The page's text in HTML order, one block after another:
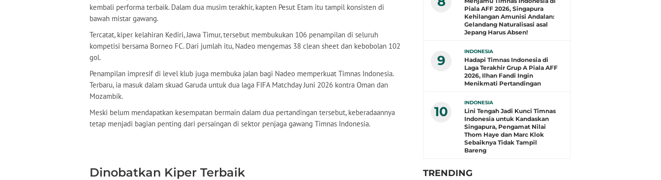
kembali performa terbaik. Dalam dua musim terakhir, kapten Pesut Etam itu tampil konsisten di
bawah mistar gawang.
Tercatat, kiper kelahiran Kediri, Jawa Timur, tersebut membukukan 106 penampilan di seluruh
kompetisi bersama Borneo FC. Dari jumlah itu, Nadeo mengemas 38 clean sheet dan kebobolan 102
gol.
Penampilan impresif di level klub juga membuka jalan bagi Nadeo memperkuat Timnas Indonesia.
Terbaru, ia masuk dalam skuad Garuda untuk dua laga FIFA Matchday Juni 2026 kontra Oman dan
Mozambik.
Meski belum mendapatkan kesempatan bermain dalam dua pertandingan tersebut, keberadaannya
tetap menjadi bagian penting dari persaingan di sektor penjaga gawang Timnas Indonesia.
Dinobatkan Kiper Terbaik
Piala AFF 2026, Singapura
Kehilangan Amunisi Andalan:
Gelandang Naturalisasi asal
Jepang Harus Absen!
9
INDONESIA
Hadapi Timnas Indonesia di
Laga Terakhir Grup A Piala AFF
2026, Ilhan Fandi Ingin
Menikmati Pertandingan
10
INDONESIA
Lini Tengah Jadi Kunci Timnas
Indonesia untuk Kandaskan
Singapura, Pengamat Nilai
Thom Haye dan Marc Klok
Sebaiknya Tidak Tampil
Bareng
TRENDING